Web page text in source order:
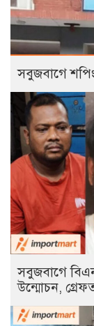
সবুজবাগে
সবুজবাগে
উন্মোচন,